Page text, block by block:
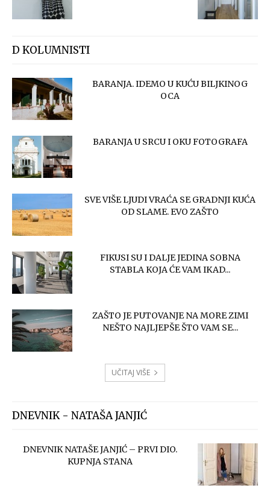
D KOLUMNISTI
BARANJA. IDEMO U KUĆU BILJKINOG
OCA
BARANJA U SRCU I OKU FOTOGRAFA
SVE VIŠE LJUDI VRAĆA SE GRADNJI KUĆA
OD SLAME. EVO ZAŠTO
FIKUSI SU I DALJE JEDINA SOBNA
STABLA KOJA ĆE VAM IKAD...
ZAŠTO JE PUTOVANJE NA MORE ZIMI
NEŠTO NAJLJEPŠE ŠTO VAM SE...
UČITAJ VIŠE
DNEVNIK - NATAŠA JANJIĆ
DNEVNIK NATAŠE JANJIĆ – PRVI DIO.
KUPNJA STANA